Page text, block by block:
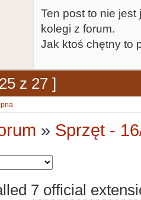
Ten post to nie jest
kolegi z forum.
Jak ktoś chętny to
z 27 ]
» Sprzęt -
7 official